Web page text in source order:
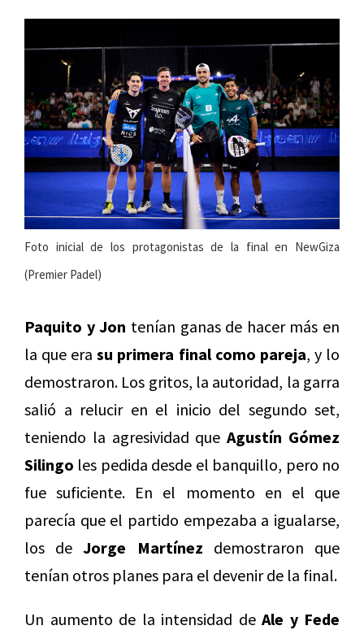
Foto inicial de los protagonistas de la final en NewGiza
(Premier Padel)
Paquito y Jon tenían ganas de hacer más en
la que erasu primera final como pareja, y lo
demostraron. Los gritos, la autoridad, la garra
salió a relucir en el inicio del segundo set,
teniendo la agresividad que Agustín Gómez
Silingo les pedida desde el banquillo, pero no
fue suficiente. En el momento en el que
parecía que el partido empezaba a igualarse,
los deJorge Martínez demostraron que
tenían otros planes para el devenir de la final.
Un aumento de la intensidad de Ale y Fede